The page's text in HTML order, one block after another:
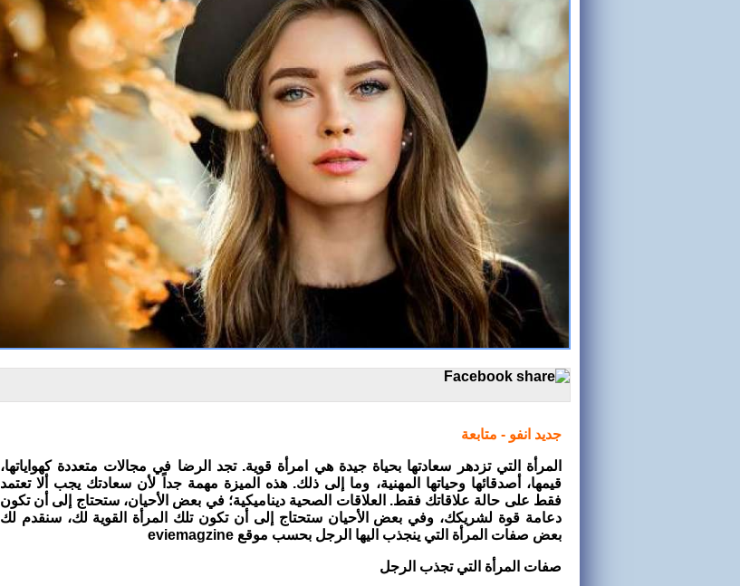
جديد انفو - متابعة
المرأة التي تزدهر سعادتها بحياة جيدة هي امرأة قوية. تجد الرضا في مجالات متعددة كهواياتها،
قيمها، أصدقائها وحياتها المهنية، وما إلى ذلك. هذه الميزة مهمة جداً لأن سعادتك يجب ألا تعتمد
فقط على حالة علاقاتك فقط. العلاقات الصحية ديناميكية؛ في بعض الأحيان، ستحتاج إلى أن تكون
دعامة قوة لشريكك، وفي بعض الأحيان ستحتاج إلى أن تكون تلك المرأة القوية لك، سنقدم لك
بعض صفات المرأة التي ينجذب اليها الرجل بحسب موقع eviemagzine
صفات المرأة التي تجذب الرجل